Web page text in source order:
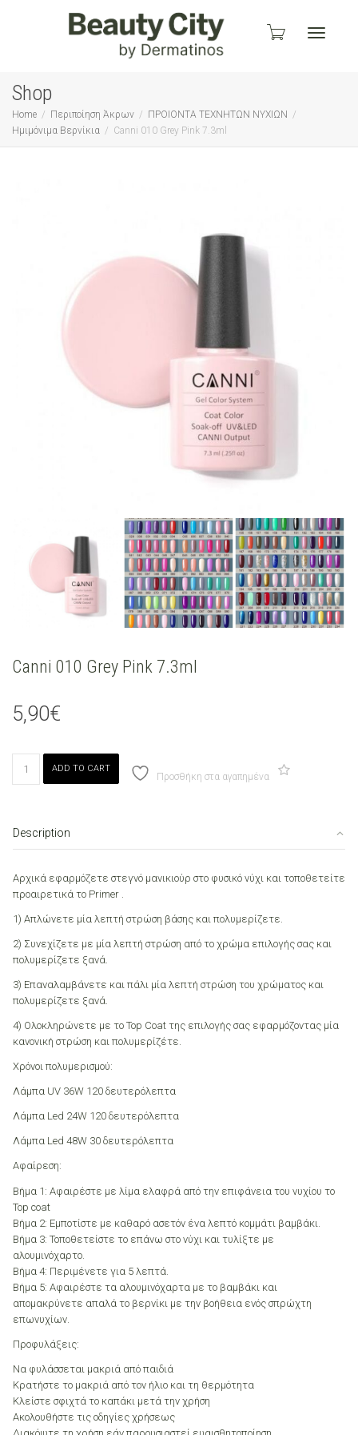
Shop
Home Περιποίηση Άκρων
ΠΡΟΙΟΝΤΑ ΤΕΧΝΗΤΩΝ ΝΥΧΙΩΝ
Ημιμόνιμα Βερνίκια
Canni 010 Grey Pink 7.3ml
Canni 010 Grey Pink 7.3ml
5,90€
010
quantity
ADD TO CART
Προσθήκη στα αγαπημένα
Description
Αρχικά εφαρμόζετε στεγνό μανικιούρ στο φυσικό νύχι και τοποθετείτε
προαιρετικά το Primer .
1) Απλώνετε μία λεπτή στρώση βάσης και πολυμερίζετε.
2) Συνεχίζετε με μία λεπτή στρώση από το χρώμα επιλογής σας και
πολυμερίζετε ξανά.
3) Επαναλαμβάνετε και πάλι μία λεπτή στρώση του χρώματος και
πολυμερίζετε ξανά.
4) Ολοκληρώνετε με το Top Coat της επιλογής σας εφαρμόζοντας μία
κανονική στρώση και πολυμερίζέτε.
Χρόνοι πολυμερισμού:
Λάμπα UV 36W 120 δευτερόλεπτα
Λάμπα Led 24W 120 δευτερόλεπτα
Λάμπα Led 48W 30 δευτερόλεπτα
Αφαίρεση:
Βήμα 1: Αφαιρέστε με λίμα ελαφρά από την επιφάνεια του νυχίου το
Top coat
Βήμα 2: Εμποτίστε με καθαρό ασετόν ένα λεπτό κομμάτι βαμβάκι.
Βήμα 3: Τοποθετείστε το επάνω στο νύχι και τυλίξτε με
αλουμινόχαρτο.
Βήμα 4: Περιμένετε για 5 λεπτά.
Βήμα 5: Αφαιρέστε τα αλουμινόχαρτα με το βαμβάκι και
απομακρύνετε απαλά το βερνίκι με την βοήθεια ενός σπρώχτη
επωνυχίων.
Προφυλάξεις:
Να φυλάσσεται μακριά από παιδιά
Κρατήστε το μακριά από τον ήλιο και τη θερμότητα
Κλείστε σφιχτά το καπάκι μετά την χρήση
Ακολουθήστε τις οδηγίες χρήσεως